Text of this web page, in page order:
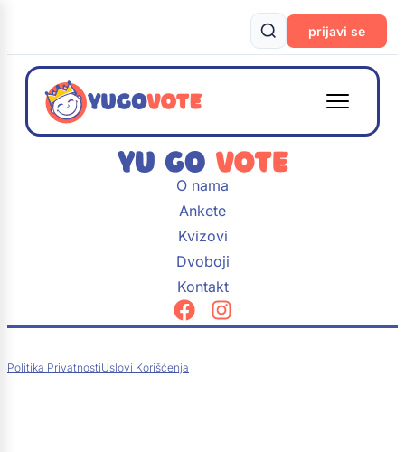
prijavi se
O nama
Ankete
Kvizovi
Dvoboji
Kontakt
Politika PrivatnostiUslovi Korišćenja